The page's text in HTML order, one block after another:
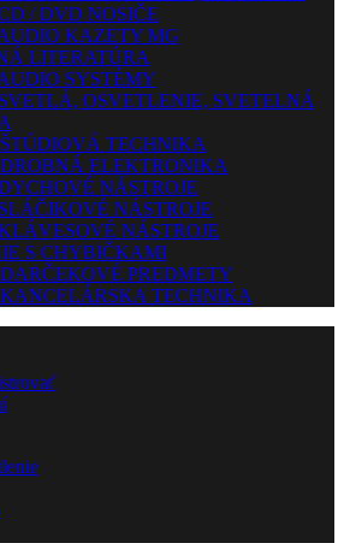
/ DVD NOSIČE
KAZETY MG
LITERATÚRA
SYSTÉMY
OSVETLENIE, SVETELNÁ
TECHNIKA
ELEKTRONIKA
NÁSTROJE
NÁSTROJE
NÁSTROJE
S CHYBIČKAMI
PREDMETY
TECHNIKA